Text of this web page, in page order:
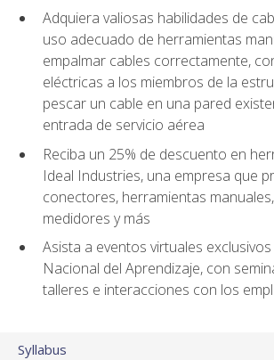
Adquiera valiosas habilidades de
uso adecuado de herramientas
empalmar cables correctamente,
eléctricas a los miembros de la
pescar un cable en una pared
entrada de servicio aérea
Reciba un 25% de descuento en
Ideal Industries, una empresa que
conectores, herramientas
medidores y más
Asista a eventos virtuales
Nacional del Aprendizaje, con
talleres e interacciones con los
Syllabus